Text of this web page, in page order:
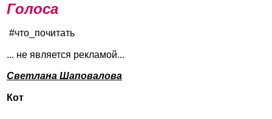
Голоса
#что_почитать
... не является рекламой...
Светлана Шаповалова
Кот